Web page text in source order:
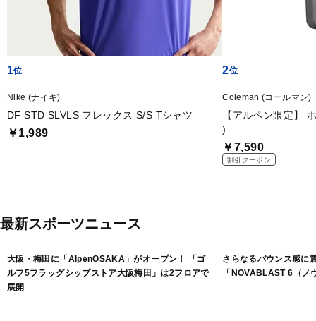
1
Nike (ナイキ)
DF STD SLVLS フレックス S/S Tシャツ
￥1,989
2
Coleman (コールマン)
【アルペン限定】
)
￥7,590
割引クーポン
最新スポーツニュース
大阪・梅田に「AlpenOSAKA」がオープン！ 「ゴ
ルフ5フラッグシップストア大阪梅田」は2フロアで
展開
さらなるバウンス感に
「NOVABLAST 6（ノ